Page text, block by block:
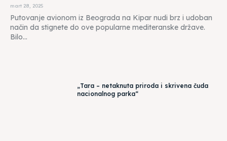
mart 28, 2025
Putovanje avionom iz Beograda na Kipar nudi brz i udoban
način da stignete do ove popularne mediteranske države.
Bilo...
„Tara – netaknuta priroda i skrivena čuda
nacionalnog parka“